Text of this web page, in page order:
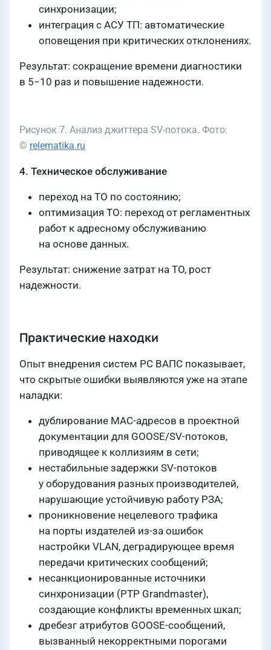
синхронизации;
интеграция с АСУ ТП: автоматические
оповещения при критических отклонениях.
Результат: сокращение времени диагностики
в 5−10 раз и повышение надежности.
Рисунок 7. Анализ джиттера SV-потока. Фото:
© relematika.ru
4. Техническое обслуживание
переход на ТО по состоянию;
оптимизация ТО: переход от регламентных
работ к адресному обслуживанию
на основе данных.
Результат: снижение затрат на ТО, рост
надежности.
Практические находки
Опыт внедрения систем РС ВАПС показывает,
что скрытые ошибки выявляются уже на этапе
наладки:
дублирование MAC-адресов в проектной
документации для GOOSE/SV-потоков,
приводящее к коллизиям в сети;
нестабильные задержки SV-потоков
у оборудования разных производителей,
нарушающие устойчивую работу РЗА;
проникновение нецелевого трафика
на порты издателей из-за ошибок
настройки VLAN, деградирующее время
передачи критических сообщений;
несанкционированные источники
синхронизации (PTP Grandmaster),
создающие конфликты временных шкал;
дребезг атрибутов GOOSE-сообщений,
вызванный некорректными порогами